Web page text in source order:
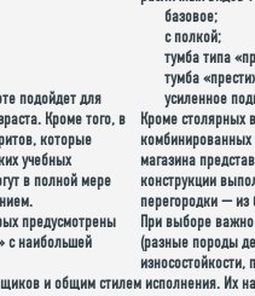
подойдет для
Кроме того, в
которые
учебных
в полной мере
предусмотрены
с наибольшей
базовое;
с полкой;
тумба типа
тумба
усиленное
Кроме столярных
комбинированных
магазина
конструкции
перегородки —
При выборе
(разные породы
износостойкости,
и общим стилем исполнения. Их